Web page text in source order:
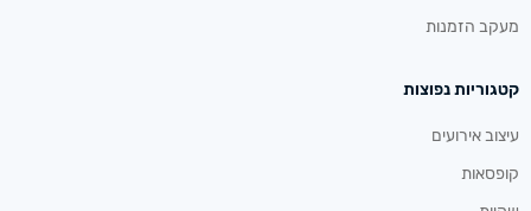
מעקב הזמנות
קטגוריות נפוצות
עיצוב אירועים
קופסאות